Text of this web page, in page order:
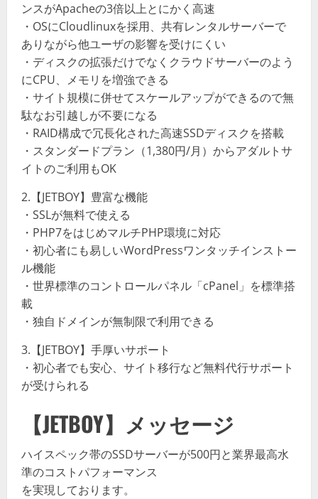
ンスがApacheの3倍以上とにかく高速
・OSにCloudlinuxを採用、共有レンタルサーバーで
ありながら他ユーザの影響を受けにくい
・ディスクの拡張だけでなくクラウドサーバーのよう
にCPU、メモリを増強できる
・サイト規模に併せてスケールアップができるので無
駄なお引越しが不要になる
・RAID構成で冗長化された高速SSDディスクを搭載
・スタンダードプラン（1,380円/月）からアダルトサ
イトのご利用もOK
2.【JETBOY】豊富な機能
・SSLが無料で使える
・PHP7をはじめマルチPHP環境に対応
・初心者にも易しいWordPressワンタッチインストー
ル機能
・世界標準のコントロールパネル「cPanel」を標準搭
載
・独自ドメインが無制限で利用できる
3.【JETBOY】手厚いサポート
・初心者でも安心、サイト移行など無料代行サポート
が受けられる
【JETBOY】メッセージ
ハイスペック帯のSSDサーバーが500円と業界最高水
準のコストパフォーマンス
を実現しております。